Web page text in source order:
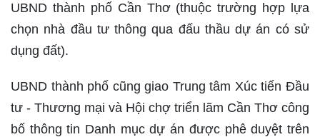
UBND thành phố Cần Thơ (thuộc trường hợp lựa
chọn nhà đầu tư thông qua đấu thầu dự án có sử
dụng đất).
UBND thành phố cũng giao Trung tâm Xúc tiến Đầu
tư - Thương mại và Hội chợ triển lãm Cần Thơ công
bố thông tin Danh mục dự án được phê duyệt trên